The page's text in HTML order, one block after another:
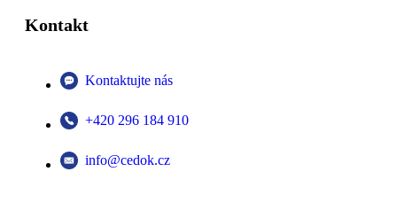
Kontakt
Kontaktujte nás
+420 296 184 910
info@cedok.cz